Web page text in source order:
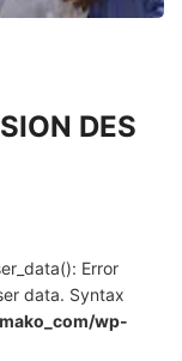
DES
Error
data. Syntax
wp-